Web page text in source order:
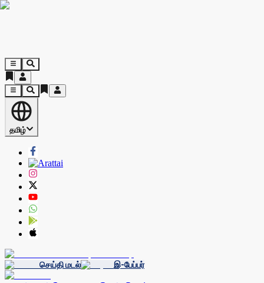
தமிழ்
செய்தி மடல் இ-பேப்பர்